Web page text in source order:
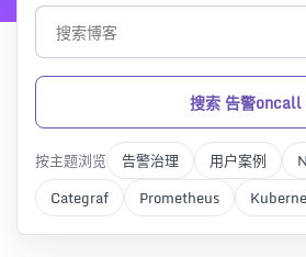
搜索 告警oncall
按主题浏览 告警治理 用户案例
Categraf
Prometheus